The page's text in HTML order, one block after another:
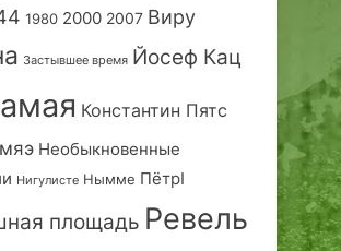
1980 2000 2007 Виру
Застывшее время Йосеф Кац
Константин Пятс
Необыкновенные
Нигулисте Нымме ПётрI
площадь Ревель